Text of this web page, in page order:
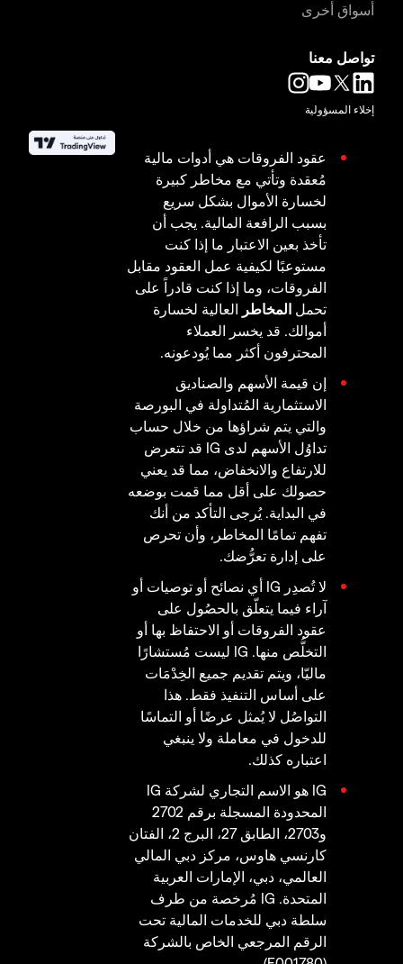
أسواق أخرى
تواصل معنا
إخلاء المسؤولية
عقود الفروقات هي أدوات مالية
مُعقدة وتأتي مع مخاطر كبيرة
لخسارة الأموال بشكل سريع
بسبب الرافعة المالية. يجب أن
تأخذ بعين الاعتبار ما إذا كنت
مستوعبًا لكيفية عمل العقود مقابل
الفروقات، وما إذا كنت قادراً على
تحمل المخاطر العالية لخسارة
أموالك. قد يخسر العملاء
المحترفون أكثر مما يُودعونه.
إن قيمة الأسهم والصناديق
الاستثمارية المُتداولة في البورصة
والتي يتم شراؤها من خلال حساب
تداوُل الأسهم لدى IG قد تتعرض
للارتفاع والانخفاض، مما قد يعني
حصولك على أقل مما قمت بوضعه
في البداية. يُرجى التأكد من أنك
تفهم تمامًا المخاطر، وأن تحرص
على إدارة تعرُّضك.
لا تُصدِر IG أي نصائح أو توصيات أو
آراء فيما يتعلّق بالحصُول على
عقود الفروقات أو الاحتفاظ بها أو
التخلُّص منها. IG ليست مُستشارًا
ماليّا، ويتم تقديم جميع الخِدْمَات
على أساس التنفيذ فقط. هذا
التواصُل لا يُمثل عرضًا أو التماسًا
للدخول في معاملة ولا ينبغي
اعتباره كذلك.
IG هو الاسم التجاري لشركة IG
المحدودة المسجلة برقم 2702
و2703، الطابق 27، البرج 2، الفتان
كارنسي هاوس، مركز دبي المالي
العالمي، دبي، الإمارات العربية
المتحدة. IG مُرخصة من طرف
سلطة دبي للخدمات المالية تحت
الرقم المرجعي الخاص بالشركة